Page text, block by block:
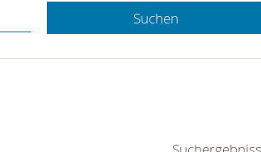
Hotline.
gerne.
Suchen